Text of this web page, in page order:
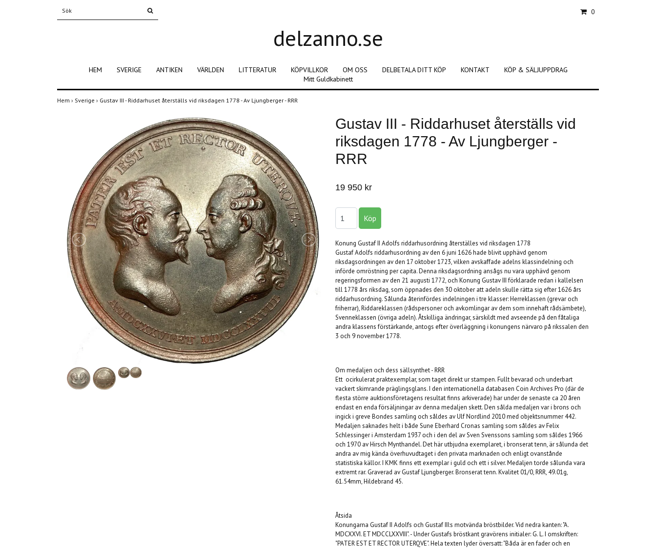
0
delzanno.se
HEM SVERIGE ANTIKEN VÄRLDEN LITTERATUR KÖPVILLKOR OM OSS DELBETALA DITT KÖP KONTAKT
KÖP & SÄLJUPPDRAG
Mitt Guldkabinett
Hem › Sverige › Gustav III - Riddarhuset återställs vid riksdagen 1778 - Av Ljungberger - RRR
Gustav III - Riddarhuset återställs vid
riksdagen 1778 - Av Ljungberger -
RRR
19 950 kr
Konung Gustaf II Adolfs riddarhusordning återställes vid riksdagen 1778
Gustaf Adolfs riddarhusordning av den 6 juni 1626 hade blivit upphävd genom
riksdagsordningen av den 17 oktober 1723, vilken avskaffade adelns klassindelning och
införde omröstning per capita. Denna riksdagsordning ansågs nu vara upphävd genom
regeringsformen av den 21 augusti 1772, och Konung Gustav III förklarade redan i kallelsen
till 1778 års riksdag, som öppnades den 30 oktober att adeln skulle rätta sig efter 1626 års
riddarhusordning. Sålunda återinfördes indelningen i tre klasser: Herreklassen (grevar och
friherrar), Riddareklassen (rådspersoner och avkomlingar av dem som innehaft rådsämbete),
Svenneklassen (övriga adeln). Åtskilliga ändringar, särskildt med avseende på den fåtaliga
andra klassens förstärkande, antogs efter överläggning i konungens närvaro på rikssalen den
3 och 9 november 1778.
Om medaljen och dess sällsynthet - RRR
Ett ocirkulerat praktexemplar, som taget direkt ur stampen. Fullt bevarad och underbart
vackert skimrande präglingsglans. I den internationella databasen Coin Archives Pro (där de
flesta större auktionsföretagens resultat finns arkiverade) har under de senaste ca 20 åren
endast en enda försäljningar av denna medaljen skett. Den sålda medaljen var i brons och
ingick i greve Bondes samling och såldes av Ulf Nordlind 2010 med objektsnummer 442.
Medaljen saknades helt i både Sune Eberhard Cronas samling som såldes av Felix
Schlessinger i Amsterdam 1937 och i den del av Sven Svenssons samling som såldes 1966
och 1970 av Hirsch Mynthandel. Det här utbjudna exemplaret, i bronserat tenn, är sålunda det
andra av mig kända överhuvudtaget i den privata marknaden och enligt ovanstånde
statistiska källor. I KMK finns ett exemplar i guld och ett i silver. Medaljen torde sålunda vara
extremt rar. Graverad av Gustaf Ljungberger. Bronserat tenn. Kvalitet 01/0, RRR, 49.01g,
61.54mm, Hildebrand 45.
Åtsida
Konungarna Gustaf II Adolfs och Gustaf III:s motvända bröstbilder. Vid nedra kanten: "A.
MDCXXVI. ET MDCCLXXVIII". - Under Gustafs bröstkant gravörens initialer: G. L. I omskriften:
"PATER EST ET RECTOR UTERQVE". Hela texten lyder översatt: "Båda är en fader och en